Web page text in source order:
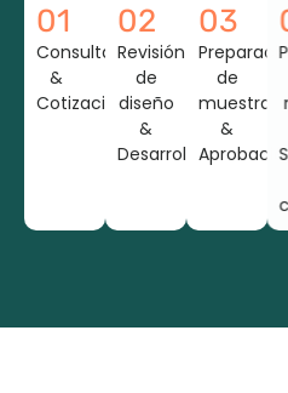
01
Consulta
&
Cotización
02
Revisión
de
diseño
&
Desarrollo
03
de
muestra
&